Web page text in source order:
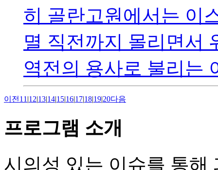
히 골란고원에서는 이
멸 직전까지 몰리면서
역전의 용사로 불리는
이전 11 |12|13|14|15|16|17|18|19|20다음
프로그램 소개
시의성 있는 이슈를 통해